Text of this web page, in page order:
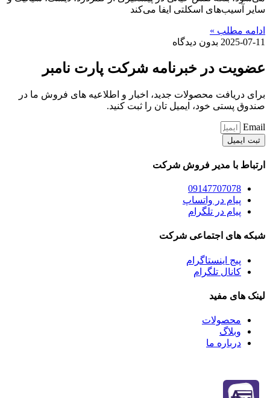
سایر آسیب‌های اسکلتی ایفا می‌کند
ادامه مطلب »
2025-07-11 بدون دیدگاه
عضویت در خبرنامه شرکت پارت نامبر
برای دریافت محصولات جدید، اخبار و اطلاعیه های فروش ما در
صندوق پستی خود، ایمیل تان را ثبت کنید.
Email
ثبت ایمیل
ارتباط با مدیر فروش شرکت
09147707078
پیام در واتساپ
پیام در تلگرام
شبکه های اجتماعی شرکت
پیج اینستاگرام
کانال تلگرام
لینک های مفید
محصولات
وبلاگ
درباره ما